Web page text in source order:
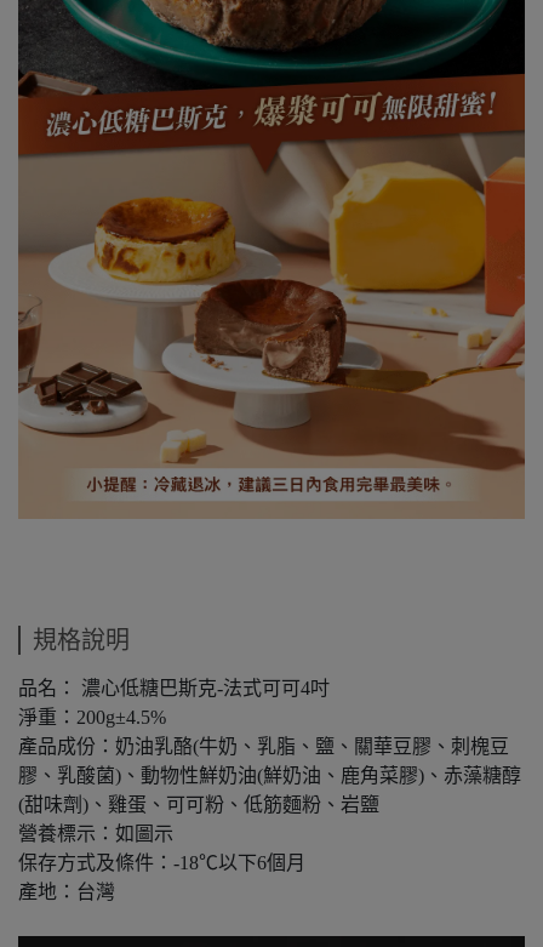
規格說明
品名： 濃心低糖巴斯克-法式可可4吋
淨重：200g±4.5%
產品成份：奶油乳酪(牛奶、乳脂、鹽、關華豆膠、刺槐豆
膠、乳酸菌)、動物性鮮奶油(鮮奶油、鹿角菜膠)、赤藻糖醇
(甜味劑)、雞蛋、可可粉、低筋麵粉、岩鹽
營養標示：如圖示
保存方式及條件：-18℃以下6個月
產地：台灣